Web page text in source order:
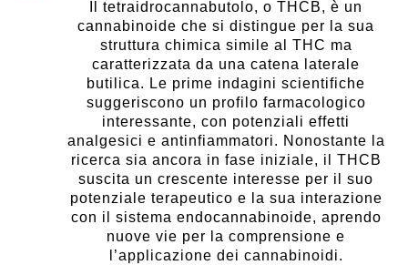
Il tetraidrocannabutolo, o THCB, è un
cannabinoide che si distingue per la sua
struttura chimica simile al THC ma
caratterizzata da una catena laterale
butilica. Le prime indagini scientifiche
suggeriscono un profilo farmacologico
interessante, con potenziali effetti
analgesici e antinfiammatori. Nonostante la
ricerca sia ancora in fase iniziale, il THCB
suscita un crescente interesse per il suo
potenziale terapeutico e la sua interazione
con il sistema endocannabinoide, aprendo
nuove vie per la comprensione e
l’applicazione dei cannabinoidi.